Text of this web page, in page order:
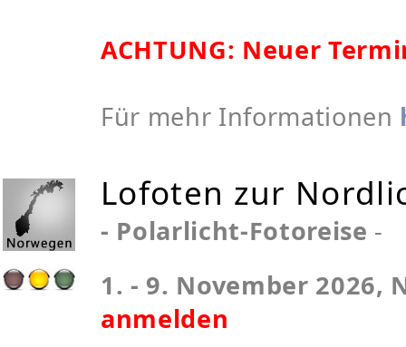
ACHTUNG: Neuer
Für mehr Informationen
Lofoten zur
- Polarlicht-Fotoreise -
1. - 9. November 2026,
anmelden